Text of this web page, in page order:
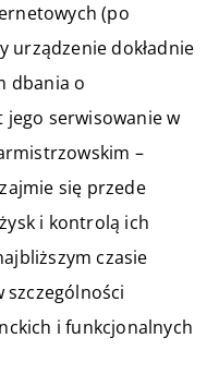
(po
urządzenie dokładnie
dbania o
serwisowanie w
–
się przede
i kontrolą ich
czasie
i funkcjonalnych